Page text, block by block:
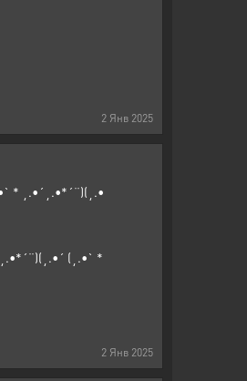
2 Янв 2025
2 Янв 2025
* ¸.•´¸.•*´¨)(¸.•
(¸.•` *